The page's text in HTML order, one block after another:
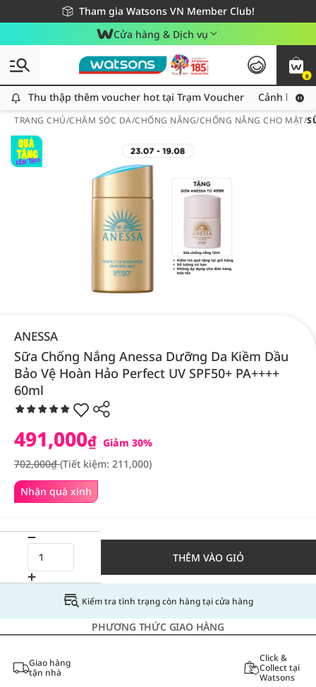
Tham gia Watsons VN Member Club!
Miễn phí giao hàng cho đơn hàng từ 249,000Đ
Giao hàng nhanh 24h - Áp dụng khu vực TP. Hồ Chí Minh
Cửa hàng & Dịch vụ
0
Thu thập thêm voucher hot tại Trạm Voucher
Thu thập thêm voucher hot tại Trạm Voucher Cảnh báo
TRANG CHỦ/CHĂM SÓC DA/CHỐNG NẮNG/CHỐNG NẮNG CHO MẶT/
ANESSA
Sữa Chống Nắng Anessa Dưỡng Da Kiềm Dầu
Bảo Vệ Hoàn Hảo Perfect UV SPF50+ PA++++
60ml
Nhận quà xinh
491,000₫ Giảm 30%
702,000₫(Tiết kiệm: 211,000)
THÊM VÀO GIỎ
Kiểm tra tình trạng còn hàng tại cửa hàng
PHƯƠNG THỨC GIAO HÀNG
Giao hàng
tận nhà
Click &
Collect tại
Watsons